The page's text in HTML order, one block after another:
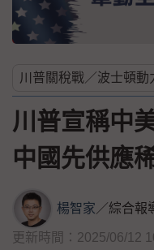
川普宣稱中
中國先供應
楊智家 ／綜合報
更新時間：2025/06/12